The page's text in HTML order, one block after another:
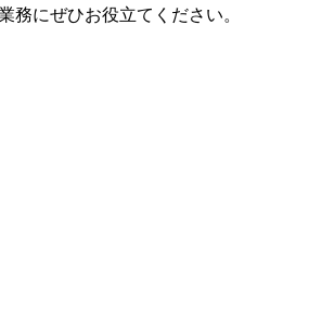
にぜひお役立てください。